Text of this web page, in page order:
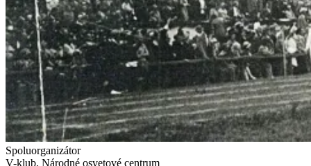
Spoluorganizátor
V-klub, Národné osvetové centrum